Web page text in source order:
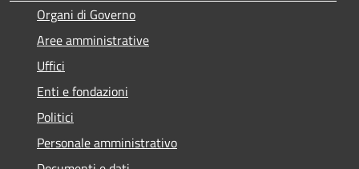
Organi di Governo
Aree amministrative
Uffici
Enti e fondazioni
Politici
Personale amministrativo